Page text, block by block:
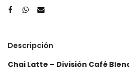
Descripción
Chai Latte – División Café